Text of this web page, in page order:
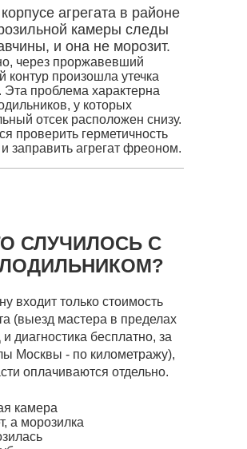
агрегата в районе
камеры следы
и она не морозит.
через проржавевший
контур произошла утечка
проблема характерна
у которых
отсек расположен снизу.
проверить герметичность
и заправить агрегат фреоном.
СЛУЧИЛОСЬ С
входит только стоимость
(выезд мастера в пределах
диагностика бесплатно, за
Москвы - по километражу),
оплачиваются отдельно.
камера
а морозилка